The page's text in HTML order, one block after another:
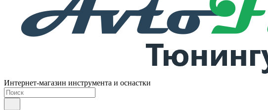
Интернет-магазин инструмента и оснастки